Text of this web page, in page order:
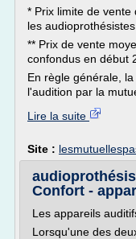
* Prix limite de
les
** Prix de vente
confondus en début
En règle générale,
l'audition par la
Lire la suite
Site :
Confort -
Les appareils
Lorsqu'une des